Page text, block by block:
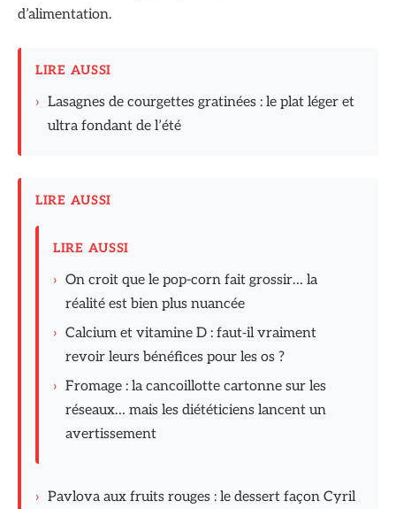
d’alimentation.
LIRE AUSSI
› Lasagnes de courgettes gratinées : le plat léger et
ultra fondant de l’été
LIRE AUSSI
LIRE AUSSI
› On croit que le pop-corn fait grossir… la
réalité est bien plus nuancée
› Calcium et vitamine D : faut‑il vraiment
revoir leurs bénéfices pour les os ?
› Fromage : la cancoillotte cartonne sur les
réseaux… mais les diététiciens lancent un
avertissement
› Pavlova aux fruits rouges : le dessert façon Cyril